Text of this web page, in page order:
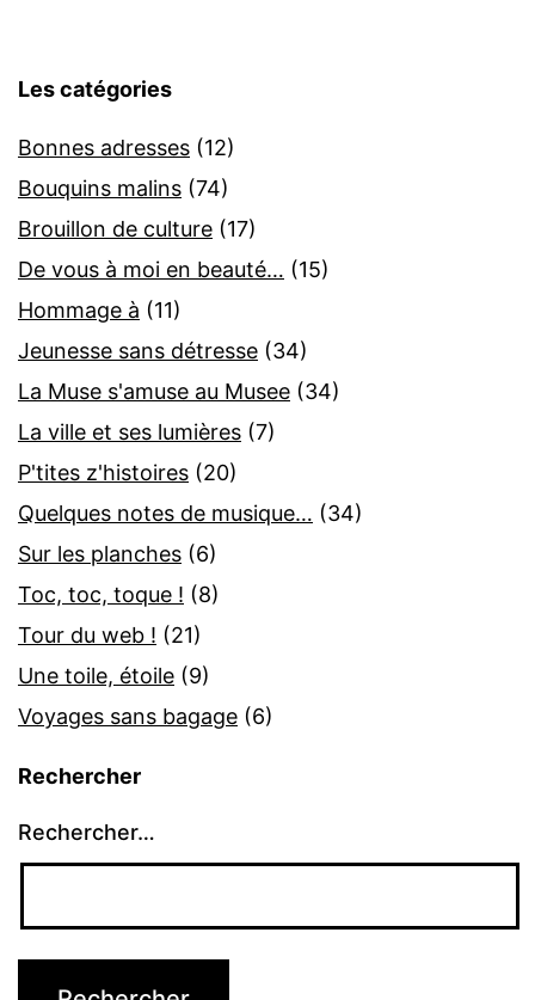
Les catégories
Bonnes adresses (12)
Bouquins malins (74)
Brouillon de culture (17)
De vous à moi en beauté… (15)
Hommage à (11)
Jeunesse sans détresse (34)
La Muse s'amuse au Musee (34)
La ville et ses lumières (7)
P'tites z'histoires (20)
Quelques notes de musique… (34)
Sur les planches (6)
Toc, toc, toque ! (8)
Tour du web ! (21)
Une toile, étoile (9)
Voyages sans bagage (6)
Rechercher
Rechercher…